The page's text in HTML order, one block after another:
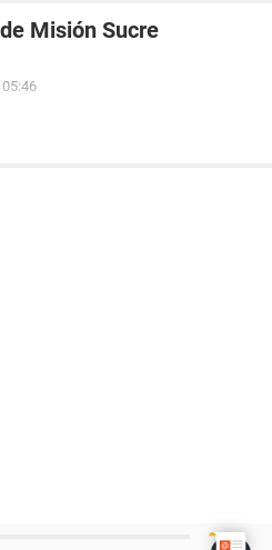
Misión Sucre